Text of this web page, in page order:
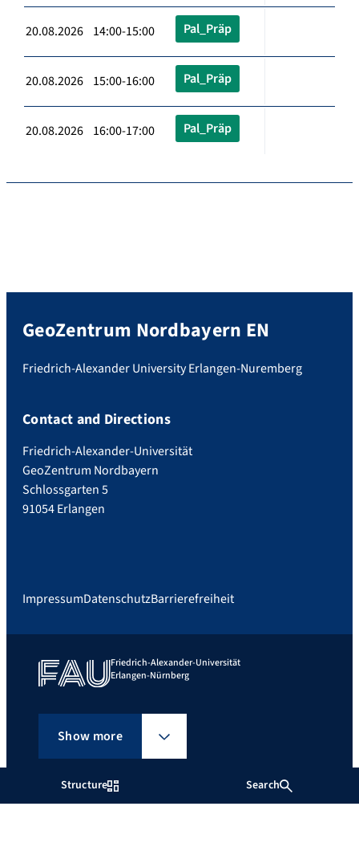
Structure Search
20.08.2026 14:00-15:00 Pal_Präp
20.08.2026 15:00-16:00 Pal_Präp
20.08.2026 16:00-17:00 Pal_Präp
GeoZentrum Nordbayern EN
Friedrich-Alexander University Erlangen-Nuremberg
Contact and Directions
Friedrich-Alexander-Universität
GeoZentrum Nordbayern
Schlossgarten 5
91054 Erlangen
ImpressumDatenschutzBarrierefreiheit
Friedrich-Alexander-Universität
Erlangen-Nürnberg
Show more